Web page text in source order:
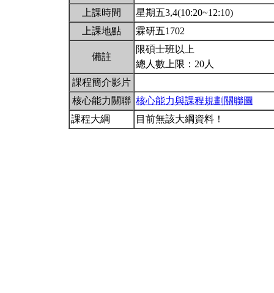
上課時間
星期五3,4(10:20~12:10)
上課地點
霖研五1702
備註
限碩士班以上
總人數上限：20人
課程簡介影片
核心能力關聯 核心能力與課程規劃關聯圖
課程大綱
目前無該大綱資料！